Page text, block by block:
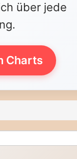
über jede
Charts